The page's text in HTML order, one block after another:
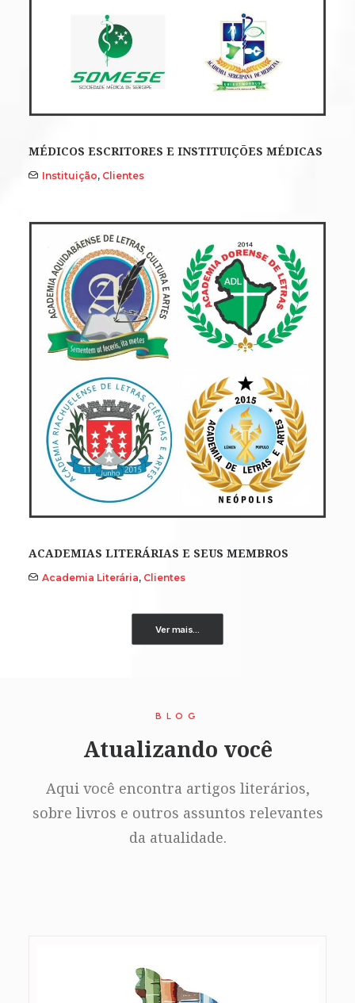
MÉDICOS ESCRITORES E INSTITUIÇÕES MÉDICAS
Instituição, Clientes
ACADEMIAS LITERÁRIAS E SEUS MEMBROS
Academia Literária, Clientes
Ver mais...
BLOG
Atualizando você
Aqui você encontra artigos literários,
sobre livros e outros assuntos relevantes
da atualidade.